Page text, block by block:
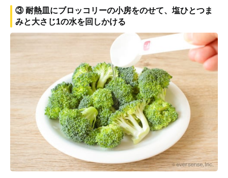
③ 耐熱皿にブロッコリーの小房をのせて、塩ひとつま
みと大さじ1の水を回しかける